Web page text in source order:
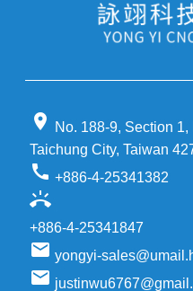
location_on
No. 188-9, Section
Taichung City, Taiwan
call +886-4-25341382
ring_volume
+886-4-25341847
email yongyi-
email